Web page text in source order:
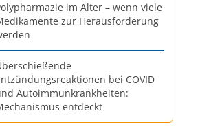
im Alter – wenn viele
zur Herausforderung
bei COVID
Autoimmunkrankheiten:
entdeckt